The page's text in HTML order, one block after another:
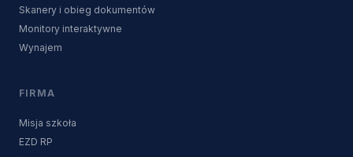
Skanery i obieg dokumentów
Monitory interaktywne
Wynajem
FIRMA
Misja szkoła
EZD RP